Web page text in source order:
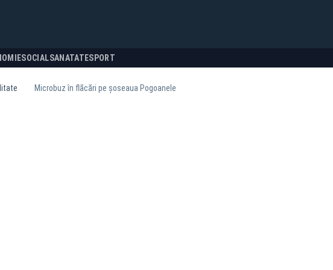
SOCIALSANATATESPORT
Microbuz în flăcări pe șoseaua Pogoanele